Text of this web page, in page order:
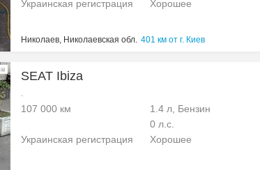
Украинская регистрация
Хорошее
Николаев, Николаевская обл. 401 км от г. Киев
SEAT Ibiza
.
107 000 км 1.4 л, Бензин
0 л.с.
Украинская регистрация
Хорошее